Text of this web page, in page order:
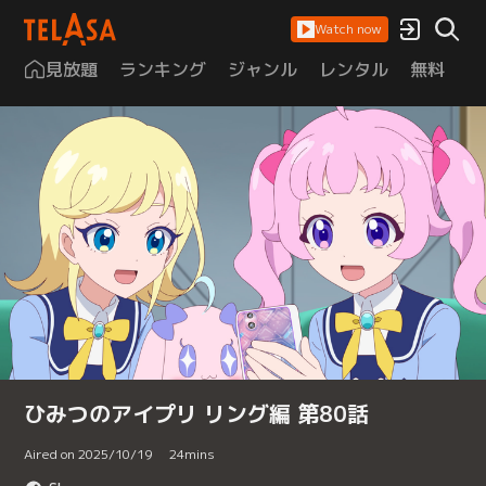
Watch now
見放題 ランキング ジャンル レンタル 無料
ひみつのアイプリ リング編 第80話
Aired on 2025/10/19 24mins